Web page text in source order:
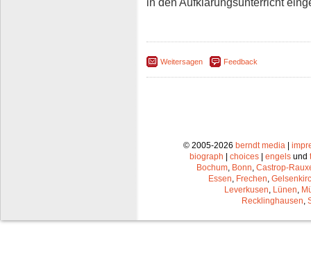
Weitersagen Feedback
© 2005-2026 berndt media|
biograph
choices engels und
Bochum, Bonn, Castrop-
Essen, Frechen,
Leverkusen, Lünen,
Recklinghausen,